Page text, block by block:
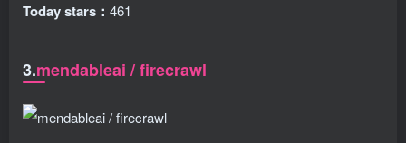
Today stars： 461
3.mendableai / firecrawl